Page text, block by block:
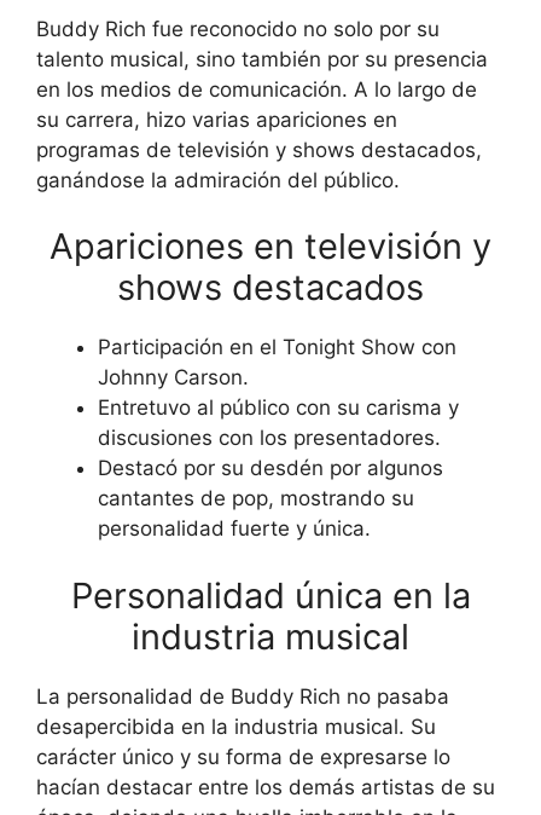
Buddy Rich fue reconocido no solo por su
talento musical, sino también por su presencia
en los medios de comunicación. A lo largo de
su carrera, hizo varias apariciones en
programas de televisión y shows destacados,
ganándose la admiración del público.
Apariciones en televisión y
shows destacados
Participación en el Tonight Show con
Johnny Carson.
Entretuvo al público con su carisma y
discusiones con los presentadores.
Destacó por su desdén por algunos
cantantes de pop, mostrando su
personalidad fuerte y única.
Personalidad única en la
industria musical
La personalidad de Buddy Rich no pasaba
desapercibida en la industria musical. Su
carácter único y su forma de expresarse lo
hacían destacar entre los demás artistas de su